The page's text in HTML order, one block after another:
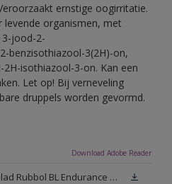
ernstige oogirritatie.
levende organismen, met
3-jood-2-
benzisothiazool-3(2H)-on,
isothiazool-3-on. Kan een
Let op! Bij verneveling
druppels worden gevormd.
Download Adobe Reader
Technisch Informatieblad Rubbol BL Endurance HG (PDF)